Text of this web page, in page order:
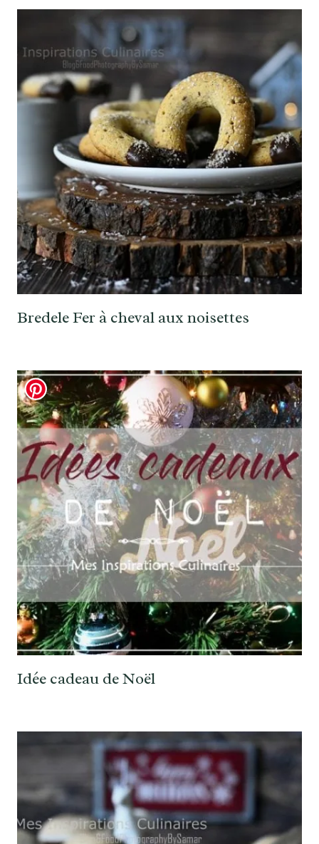
Bredele Fer à cheval aux noisettes
Idée cadeau de Noël